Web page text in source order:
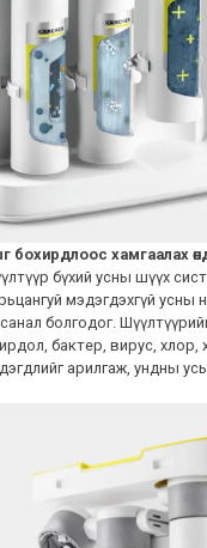
бохирдлоос хамгаалах
бүхий усны шүүх
мэдэгдэхгүй усны
болгодог.
бактер, вирус, хлор,
арилгаж, ундны